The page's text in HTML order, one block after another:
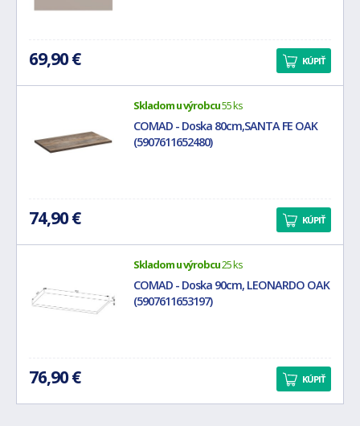
69,90 € KÚPIŤ
Skladom u výrobcu55 ks
COMAD - Doska 80cm,SANTA FE OAK
(5907611652480)
74,90 € KÚPIŤ
Skladom u výrobcu25 ks
COMAD - Doska 90cm, LEONARDO OAK
(5907611653197)
76,90 € KÚPIŤ